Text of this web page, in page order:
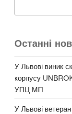
Останні
У Львові виник
корпусу
УПЦ МП
У Львові